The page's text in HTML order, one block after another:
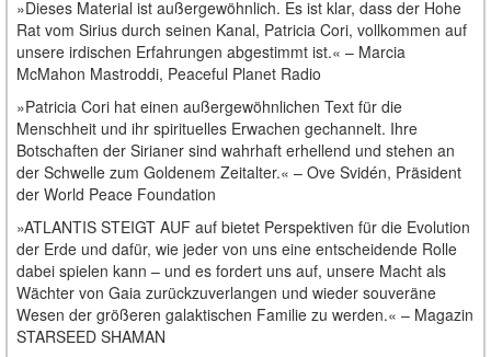
»Dieses Material ist außergewöhnlich. Es ist klar, dass der Hohe
Rat vom Sirius durch seinen Kanal, Patricia Cori, vollkommen auf
unsere irdischen Erfahrungen abgestimmt ist.« – Marcia
McMahon Mastroddi, Peaceful Planet Radio
»Patricia Cori hat einen außergewöhnlichen Text für die
Menschheit und ihr spirituelles Erwachen gechannelt. Ihre
Botschaften der Sirianer sind wahrhaft erhellend und stehen an
der Schwelle zum Goldenem Zeitalter.« – Ove Svidén, Präsident
der World Peace Foundation
»ATLANTIS STEIGT AUF auf bietet Perspektiven für die Evolution
der Erde und dafür, wie jeder von uns eine entscheidende Rolle
dabei spielen kann – und es fordert uns auf, unsere Macht als
Wächter von Gaia zurückzuverlangen und wieder souveräne
Wesen der größeren galaktischen Familie zu werden.« – Magazin
STARSEED SHAMAN